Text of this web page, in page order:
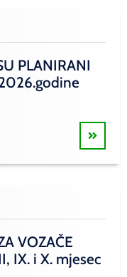
PLANIRANI
VOZAČE
IX. i X. mjesec